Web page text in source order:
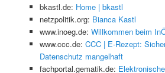
bkastl.de: Home | bkastl
netzpolitik.org: Bianca Kastl
www.inoeg.de: Willkommen beim
www.ccc.de: CCC | E-Rezept:
Datenschutz mangelhaft
fachportal.gematik.de: